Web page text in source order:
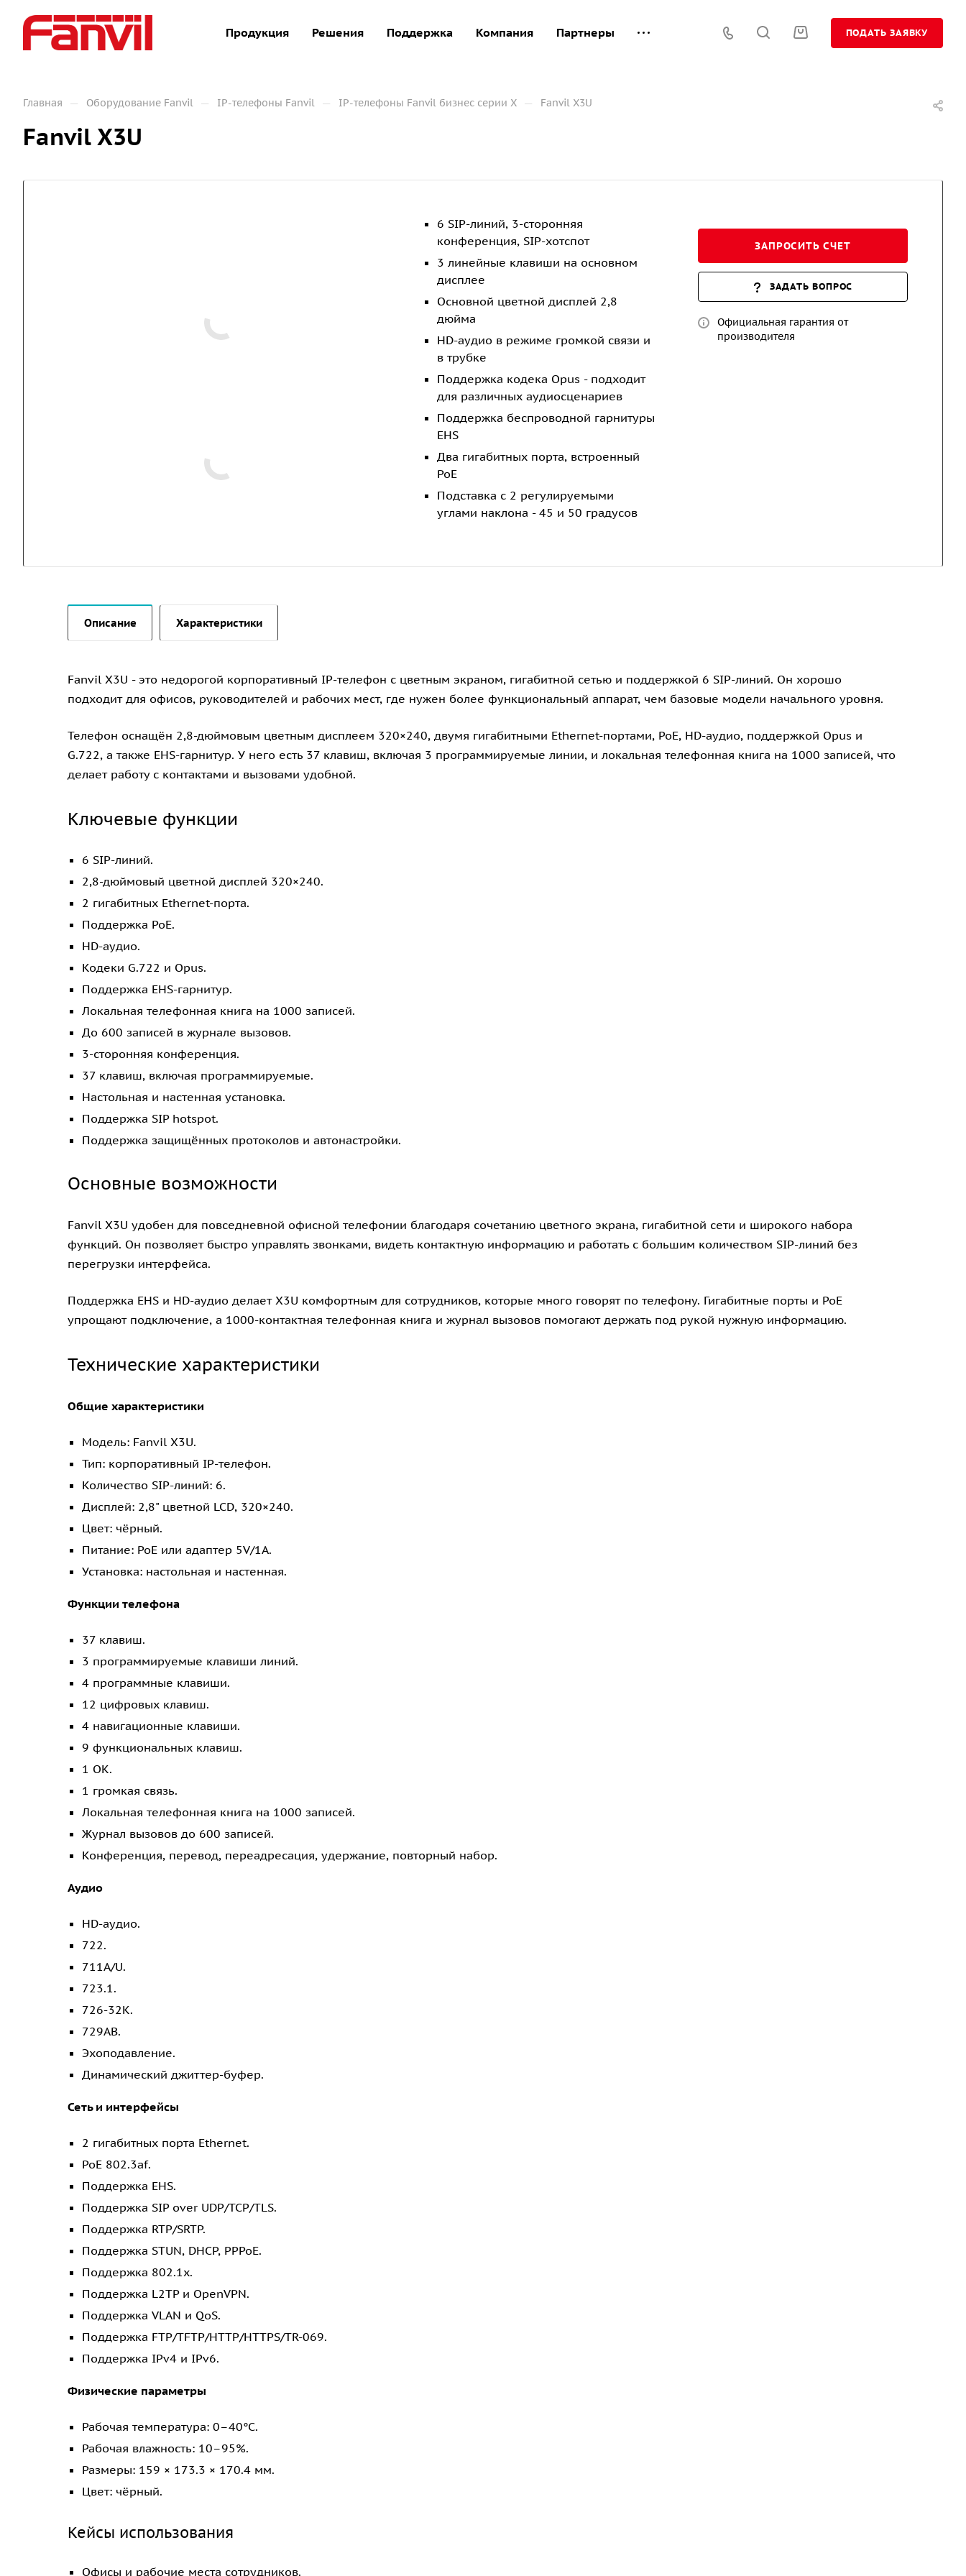
Продукция Решения Поддержка Компания Партнеры ПОДАТЬ ЗАЯВКУ
Главная — Оборудование Fanvil — IP-телефоны Fanvil — IP-телефоны Fanvil бизнес серии X — Fanvil X3U
Fanvil X3U
6 SIP-линий, 3-сторонняя
конференция, SIP-хотспот
3 линейные клавиши на основном
дисплее
Основной цветной дисплей 2,8
дюйма
HD-аудио в режиме громкой связи и
в трубке
Поддержка кодека Opus - подходит
для различных аудиосценариев
Поддержка беспроводной гарнитуры
EHS
Два гигабитных порта, встроенный
PoE
Подставка с 2 регулируемыми
углами наклона - 45 и 50 градусов
ЗАПРОСИТЬ СЧЕТ
ЗАДАТЬ ВОПРОС
Официальная гарантия от
производителя
Описание Характеристики
Fanvil X3U - это недорогой корпоративный IP-телефон с цветным экраном, гигабитной сетью и поддержкой 6 SIP-линий. Он хорошо
подходит для офисов, руководителей и рабочих мест, где нужен более функциональный аппарат, чем базовые модели начального уровня.
Телефон оснащён 2,8-дюймовым цветным дисплеем 320×240, двумя гигабитными Ethernet-портами, PoE, HD-аудио, поддержкой Opus и
G.722, а также EHS-гарнитур. У него есть 37 клавиш, включая 3 программируемые линии, и локальная телефонная книга на 1000 записей, что
делает работу с контактами и вызовами удобной.
Ключевые функции
6 SIP-линий.
2,8-дюймовый цветной дисплей 320×240.
2 гигабитных Ethernet-порта.
Поддержка PoE.
HD-аудио.
Кодеки G.722 и Opus.
Поддержка EHS-гарнитур.
Локальная телефонная книга на 1000 записей.
До 600 записей в журнале вызовов.
3-сторонняя конференция.
37 клавиш, включая программируемые.
Настольная и настенная установка.
Поддержка SIP hotspot.
Поддержка защищённых протоколов и автонастройки.
Основные возможности
Fanvil X3U удобен для повседневной офисной телефонии благодаря сочетанию цветного экрана, гигабитной сети и широкого набора
функций. Он позволяет быстро управлять звонками, видеть контактную информацию и работать с большим количеством SIP-линий без
перегрузки интерфейса.
Поддержка EHS и HD-аудио делает X3U комфортным для сотрудников, которые много говорят по телефону. Гигабитные порты и PoE
упрощают подключение, а 1000-контактная телефонная книга и журнал вызовов помогают держать под рукой нужную информацию.
Технические характеристики
Общие характеристики
Модель: Fanvil X3U.
Тип: корпоративный IP-телефон.
Количество SIP-линий: 6.
Дисплей: 2,8" цветной LCD, 320×240.
Цвет: чёрный.
Питание: PoE или адаптер 5V/1A.
Установка: настольная и настенная.
Функции телефона
37 клавиш.
3 программируемые клавиши линий.
4 программные клавиши.
12 цифровых клавиш.
4 навигационные клавиши.
9 функциональных клавиш.
1 OK.
1 громкая связь.
Локальная телефонная книга на 1000 записей.
Журнал вызовов до 600 записей.
Конференция, перевод, переадресация, удержание, повторный набор.
Аудио
HD-аудио.
722.
711A/U.
723.1.
726-32K.
729AB.
Эхоподавление.
Динамический джиттер-буфер.
Сеть и интерфейсы
2 гигабитных порта Ethernet.
PoE 802.3af.
Поддержка EHS.
Поддержка SIP over UDP/TCP/TLS.
Поддержка RTP/SRTP.
Поддержка STUN, DHCP, PPPoE.
Поддержка 802.1x.
Поддержка L2TP и OpenVPN.
Поддержка VLAN и QoS.
Поддержка FTP/TFTP/HTTP/HTTPS/TR-069.
Поддержка IPv4 и IPv6.
Физические параметры
Рабочая температура: 0–40°C.
Рабочая влажность: 10–95%.
Размеры: 159 × 173.3 × 170.4 мм.
Цвет: чёрный.
Кейсы использования
Офисы и рабочие места сотрудников.